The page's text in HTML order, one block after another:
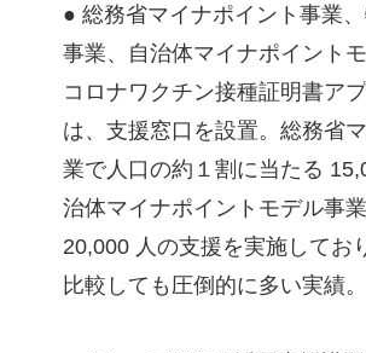
● 総務省マイナポイント事業
事業、自治体マイナポイント
コロナワクチン接種証明書ア
は、支援窓口を設置。総務省
業で人口の約１割に当たる
治体マイナポイントモデル事
20,000 人の支援を実施してお
比較しても圧倒的に多い実績。